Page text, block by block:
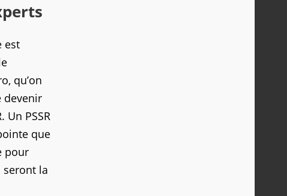
est
qu’on
devenir
PSSR
que
pour
seront la